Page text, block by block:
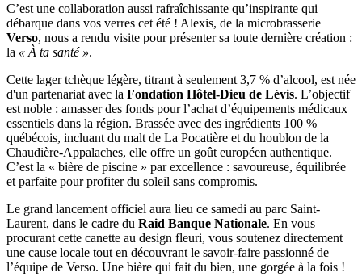
C’est une collaboration aussi rafraîchissante qu’inspirante qui
débarque dans vos verres cet été ! Alexis, de la microbrasserie
Verso, nous a rendu visite pour présenter sa toute dernière création :
la « À ta santé ».
Cette lager tchèque légère, titrant à seulement 3,7 % d’alcool, est née
d'un partenariat avec la Fondation Hôtel-Dieu de Lévis. L’objectif
est noble : amasser des fonds pour l’achat d’équipements médicaux
essentiels dans la région. Brassée avec des ingrédients 100 %
québécois, incluant du malt de La Pocatière et du houblon de la
Chaudière-Appalaches, elle offre un goût européen authentique.
C’est la « bière de piscine » par excellence : savoureuse, équilibrée
et parfaite pour profiter du soleil sans compromis.
Le grand lancement officiel aura lieu ce samedi au parc Saint-
Laurent, dans le cadre du Raid Banque Nationale. En vous
procurant cette canette au design fleuri, vous soutenez directement
une cause locale tout en découvrant le savoir-faire passionné de
l’équipe de Verso. Une bière qui fait du bien, une gorgée à la fois !